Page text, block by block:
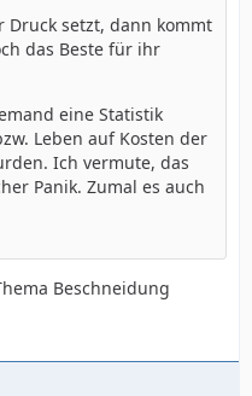
setzt, dann kommt
das Beste für ihr
eine Statistik
Leben auf Kosten der
Ich vermute, das
Panik. Zumal es auch
Beschneidung